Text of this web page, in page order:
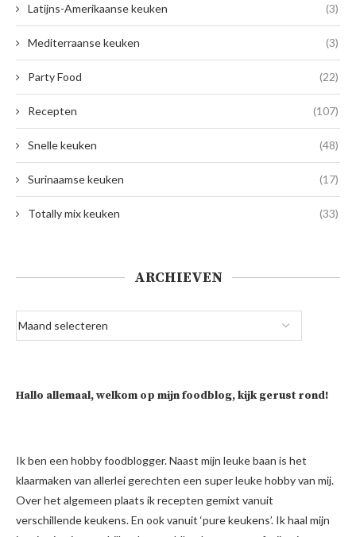
Latijns-Amerikaanse keuken (3)
Mediterraanse keuken (3)
Party Food (22)
Recepten (107)
Snelle keuken (48)
Surinaamse keuken (17)
Totally mix keuken (33)
ARCHIEVEN
Hallo allemaal, welkom op mijn foodblog, kijk gerust rond!
Ik ben een hobby foodblogger. Naast mijn leuke baan is het
klaarmaken van allerlei gerechten een super leuke hobby van mij.
Over het algemeen plaats ik recepten gemixt vanuit
verschillende keukens. En ook vanuit ‘pure keukens’. Ik haal mijn